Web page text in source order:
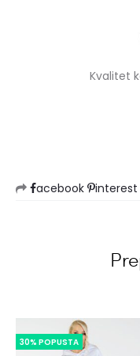
Kvalitet
acebook interest
30% POPUSTA